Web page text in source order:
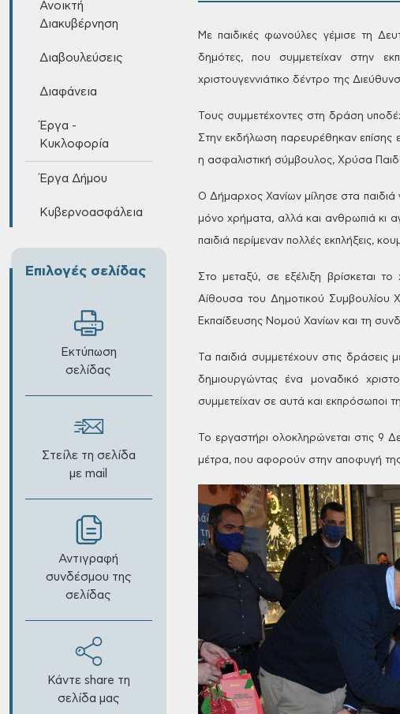
Ανοικτή
Διακυβέρνηση
Διαβουλεύσεις
Διαφάνεια
Έργα -
Κυκλοφορία
Έργα Δήμου
Κυβερνοασφάλεια
Επιλογές σελίδας
Εκτύπωση
σελίδας
Στείλε τη σελίδα
με mail
Αντιγραφή
συνδέσμου της
σελίδας
Κάντε share τη
σελίδα μας
Με παιδικές φωνούλες γέμισε τη
δημότες, που συμμετείχαν στην
χριστουγεννιάτικο δέντρο της
Τους συμμετέχοντες στη δράση
Στην εκδήλωση παρευρέθηκανεπίσης
η ασφαλιστική σύμβουλος, Χρύσα
Ο Δήμαρχος Χανίων μίλησε στα παιδιά
μόνο χρήματα, αλλά και ανθρωπιά κι
παιδιά περίμεναν πολλές εκπλήξεις,
Στο μεταξύ, σε εξέλιξη βρίσκεται το
Αίθουσα του Δημοτικού Συμβουλίου
Εκπαίδευσης Νομού Χανίων και τη
Τα παιδιά συμμετέχουν στις δράσεις
δημιουργώντας ένα μοναδικό
συμμετείχαν σε αυτά και εκπρόσωποι
Το εργαστήρι ολοκληρώνεται στις 9
μέτρα, που αφορούν στην αποφυγή